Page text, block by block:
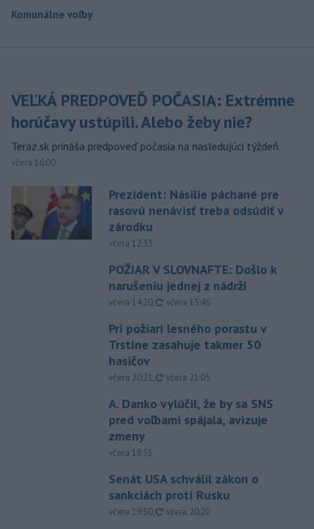
Komunálne voľby
VEĽKÁ PREDPOVEĎ POČASIA: Extrémne
horúčavy ustúpili. Alebo žeby nie?
Teraz.sk prináša predpoveď počasia na nasledujúci týždeň.
včera 16:00
Prezident: Násilie páchané pre
rasovú nenávisť treba odsúdiť v
zárodku
včera 12:33
POŽIAR V SLOVNAFTE: Došlo k
narušeniu jednej z nádrží
včera 14:20, aktualizované
včera 15:46
Pri požiari lesného porastu v
Trstíne zasahuje takmer 50
hasičov
včera 20:21, aktualizované
včera 21:05
A. Danko vylúčil, že by sa SNS
pred voľbami spájala, avizuje
zmeny
včera 18:51
Senát USA schválil zákon o
sankciách proti Rusku
včera 19:50, aktualizované
včera 20:20